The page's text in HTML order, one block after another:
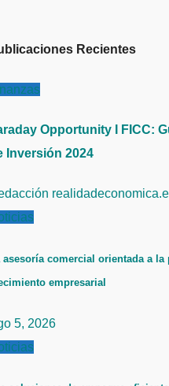
Recientes
Opportunity I FICC:
Inversión 2024
asesoría comercial orientada a
empresarial
5, 2026